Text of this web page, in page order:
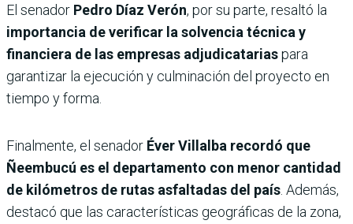
El senador Pedro Díaz Verón, por su parte, resaltó la
importancia de verificar la solvencia técnica y
financiera de las empresas adjudicatariaspara
garantizar la ejecución y culminación del proyecto en
tiempo y forma.
Finalmente, el senador Éver Villalba recordó que
Ñeembucú es el departamento con menor cantidad
de kilómetros de rutas asfaltadas del país . Además,
destacó que las características geográficas de la zona,